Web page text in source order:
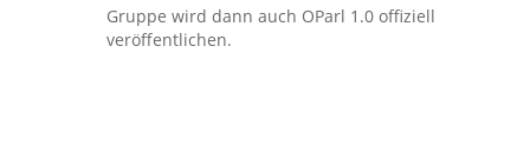
Gruppe wird dann auch OParl 1.0 offiziell
veröffentlichen.